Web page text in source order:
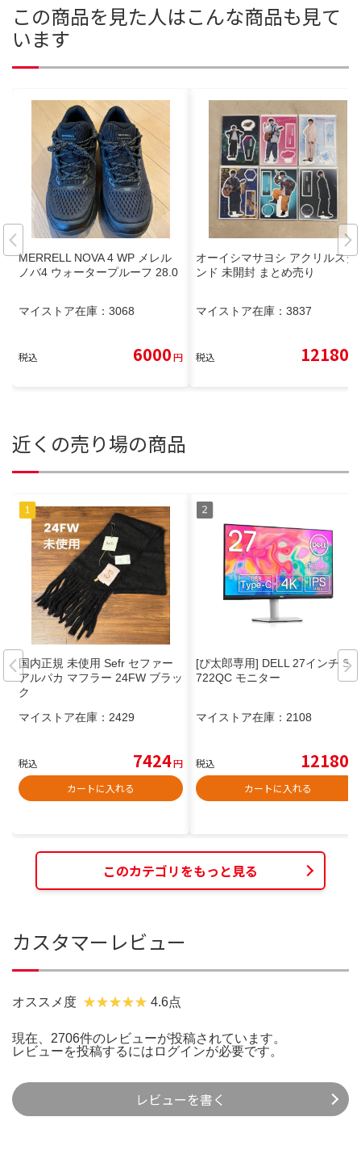
この商品を見た人はこんな商品も見て
います
MERRELL NOVA 4 WP メレル
ノバ4 ウォータープルーフ 28.0
マイストア在庫： 3068
税込 6000円
オーイシマサヨシ アクリルスタ
ンド 未開封 まとめ売り
マイストア在庫： 3837
税込 12180
近くの売り場の商品
国内正規 未使用 Sefr セファー
アルパカ マフラー 24FW ブラッ
ク
マイストア在庫： 2429
税込 7424円
カートに入れる
[ぴ太郎専用] DELL 27インチ S2
722QC モニター
マイストア在庫： 2108
税込 12180
カートに入れる
このカテゴリをもっと見る
カスタマーレビュー
オススメ度 4.6点
現在、2706件のレビューが投稿されています。
レビューを投稿するには ログインが必要です。
レビューを書く